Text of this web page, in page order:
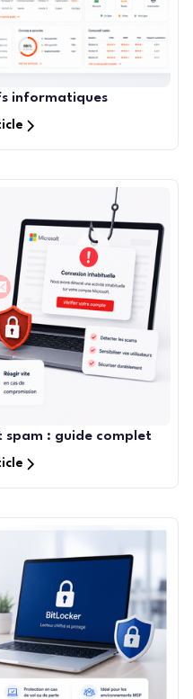
informatiques
: guide complet